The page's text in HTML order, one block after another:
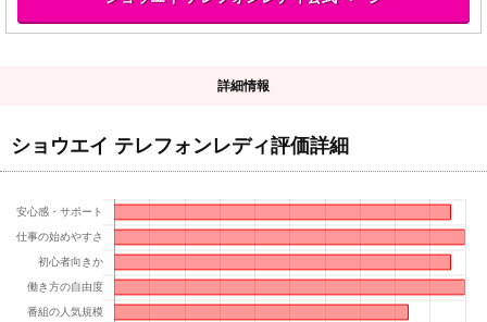
詳細情報
ショウエイ テレフォンレディ評価詳細